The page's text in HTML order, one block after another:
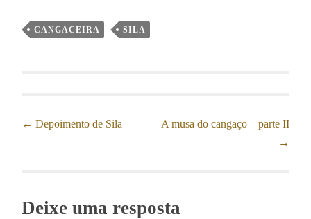
CANGACEIRA SILA
Post navigation
← Depoimento de Sila
A musa do cangaço – parte II
→
Deixe uma resposta